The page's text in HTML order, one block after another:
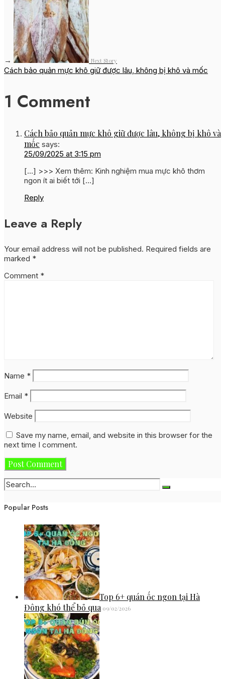
→ Next Story
Cách bảo quản mực khô giữ được lâu, không bị khô và mốc
1 Comment
Cách bảo quản mực khô giữ được lâu, không bị khô và
mốc says:
25/09/2025 at 3:15 pm
[…] >>> Xem thêm: Kinh nghiệm mua mực khô thơm
ngon ít ai biết tới […]
Reply
Leave a Reply
Your email address will not be published. Required fields are
marked *
Comment *
Name *
Email *
Website
Save my name, email, and website in this browser for the
next time I comment.
Popular Posts
Top 6+ quán ốc ngon tại Hà
Đông khó thể bỏ qua 09/02/2026